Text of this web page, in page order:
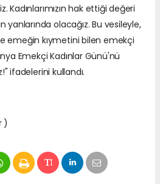
Kadınlarımızın hak ettiği değeri
olacağız. Bu vesileyle,
emeğin kıymetini bilen emekçi
Emekçi Kadınlar Günü'nü
ifadelerini kullandı.
)